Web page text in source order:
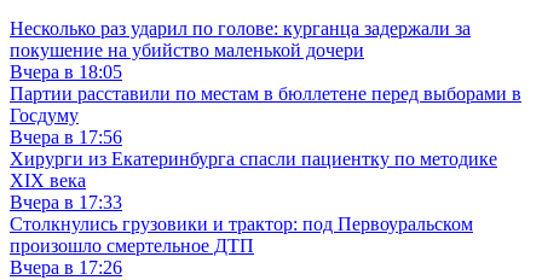
Несколько раз ударил по голове: курганца задержали за
покушение на убийство маленькой дочери
Вчера в 18:05
Партии расставили по местам в бюллетене перед выборами в
Госдуму
Вчера в 17:56
Хирурги из Екатеринбурга спасли пациентку по методике
XIX века
Вчера в 17:33
Столкнулись грузовики и трактор: под Первоуральском
произошло смертельное ДТП
Вчера в 17:26